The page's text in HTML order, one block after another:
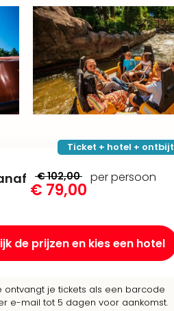
Ticket + hotel + ontbijt
€ 102,00
€ 79,00
per persoon
de prijzen en kies een hotel
ontvangt je tickets als een barcode
e-mail tot 5 dagen voor aankomst.